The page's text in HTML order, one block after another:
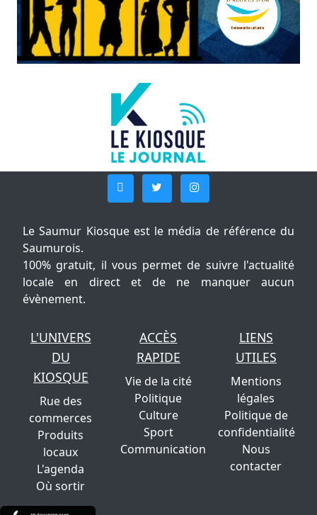
Le Saumur Kiosque est le média de référence du
Saumurois.
100% gratuit, il vous permet de suivre l'actualité
locale en direct et de ne manquer aucun
évènement.
L'UNIVERS
DU
KIOSQUE
Rue des
commerces
Produits
locaux
L'agenda
Où sortir
ACCÈS
RAPIDE
Vie de la cité
Politique
Culture
Sport
Communication
LIENS
UTILES
Mentions
légales
Politique de
confidentialité
Nous
contacter